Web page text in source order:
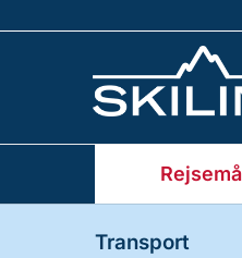
Transport